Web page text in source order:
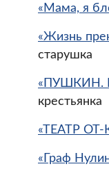
«Мама, я
«Жизнь
старушка
«ПУШКИН.
крестьянка
«ТЕАТР
«Граф